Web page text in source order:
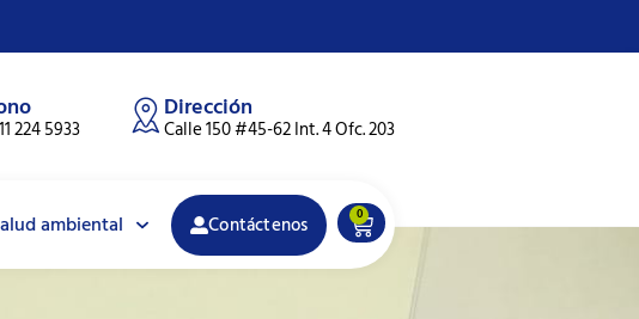
224 5933
Dirección
Calle 150 #45-62 Int. 4 Ofc. 203
ambiental Contáctenos 0